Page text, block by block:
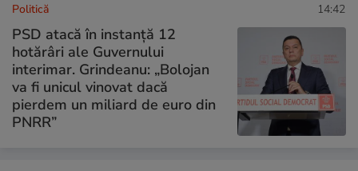
Politică 14:42
PSD atacă în instanță 12
hotărâri ale Guvernului
interimar. Grindeanu: „Bolojan
va fi unicul vinovat dacă
pierdem un miliard de euro din
PNRR”